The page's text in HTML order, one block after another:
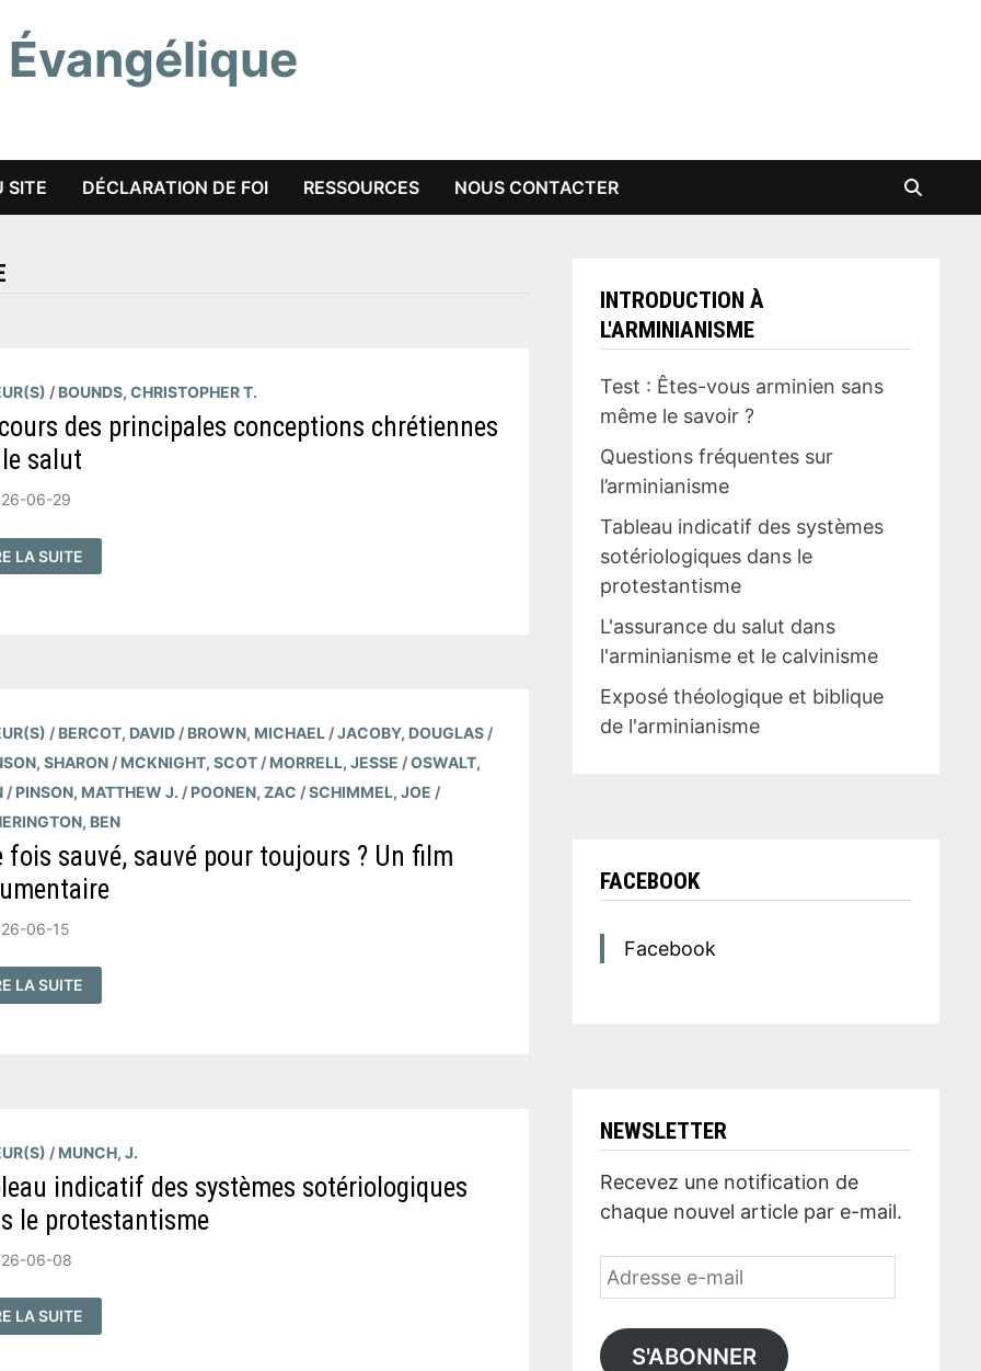
SITE DÉCLARATION DE FOI RESSOURCES NOUS CONTACTER
/ BOUNDS, CHRISTOPHER T.
des principales conceptions chrétiennes
salut
06-29
LA SUITE
/ BERCOT, DAVID / BROWN, MICHAEL /JACOBY, DOUGLAS /
SHARON / MCKNIGHT, SCOT / MORRELL, JESSE /OSWALT,
/ PINSON, MATTHEW J. / POONEN, ZAC /SCHIMMEL, JOE /
BEN
fois sauvé, sauvé pour toujours ? Un film
06-15
LA SUITE
/ MUNCH, J.
indicatif des systèmes sotériologiques
le protestantisme
06-08
LA SUITE
INTRODUCTION À
L'ARMINIANISME
Test : Êtes-vous arminien sans
même le savoir ?
Questions fréquentes sur
l’arminianisme
Tableau indicatif des systèmes
sotériologiques dans le
protestantisme
L'assurance du salut dans
l'arminianisme et le calvinisme
Exposé théologique et biblique
de l'arminianisme
FACEBOOK
Facebook
NEWSLETTER
Recevez une notification de
chaque nouvel article par e-mail.
Adresse
e-
mail
S'ABONNER